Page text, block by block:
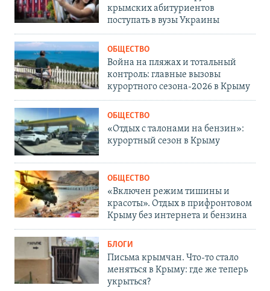
крымских абитуриентов
поступать в вузы Украины
ОБЩЕСТВО
Война на пляжах и тотальный
контроль: главные вызовы
курортного сезона-2026 в Крыму
ОБЩЕСТВО
«Отдых с талонами на бензин»:
курортный сезон в Крыму
ОБЩЕСТВО
«Включен режим тишины и
красоты». Отдых в прифронтовом
Крыму без интернета и бензина
БЛОГИ
Письма крымчан. Что-то стало
меняться в Крыму: где же теперь
укрыться?